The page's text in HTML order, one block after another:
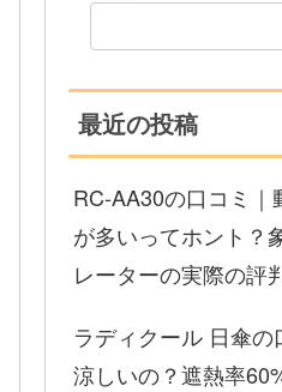
最近の投稿
RC-AA30の口コミ｜
が多いってホント？
レーターの実際の評
ラディクール 日傘
涼しいの？遮熱率